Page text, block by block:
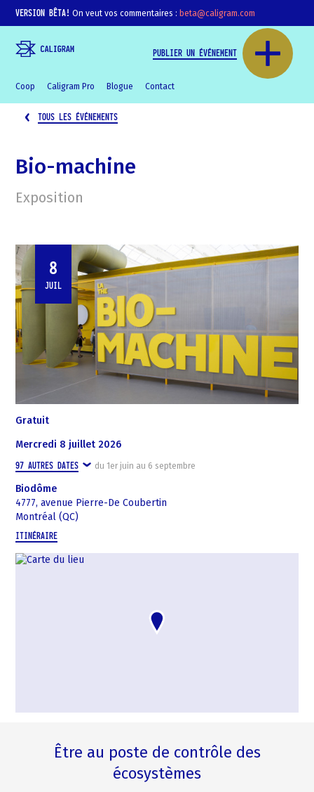
VERSION BÊTA! On veut vos commentaires : beta@caligram.com
Coop Caligram Pro Blogue Contact
PUBLIER UN ÉVÉNEMENT
TOUS LES ÉVÉNEMENTS
Bio-machine
Exposition
8
JUIL
Gratuit
mercredi 8 juillet 2026
97 AUTRES DATES du 1er juin au 6 septembre
Biodôme
4777, avenue Pierre-De Coubertin
Montréal (QC)
ITINÉRAIRE
Être au poste de contrôle des
écosystèmes